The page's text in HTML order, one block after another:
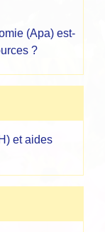
(Apa) est-
?
et aides